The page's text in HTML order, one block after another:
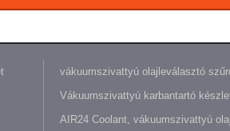
vákuumszivattyú olajleválasztó
Vákuumszivattyú karbantartó
AIR24 Coolant, vákuumszivattyú